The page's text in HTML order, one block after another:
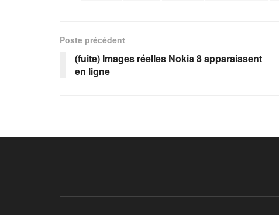
Poste précédent
(fuite) Images réelles Nokia 8 apparaissent
en ligne